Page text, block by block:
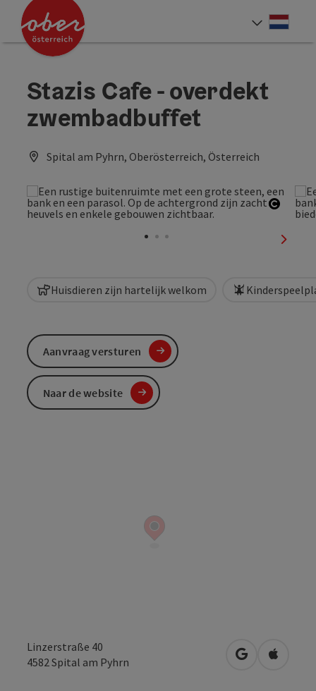
Inhoud Accesskey
[0]
Navigatie Accesskey
[1]
Paginabegin
Contact Accesskey
[3]
Zoek Accesskey
Impressum
Hoe deze website te gebruiken?
Startpagina
Stazis Cafe - overdekt
zwembadbuffet
Spital am Pyhrn, Oberösterreich, Österreich
Start
Huisdieren zijn hartelijk welkom
Linzerstraße 40
4582 Spital am Pyhrn Openen in
Aanvraag versturen
Naar de website